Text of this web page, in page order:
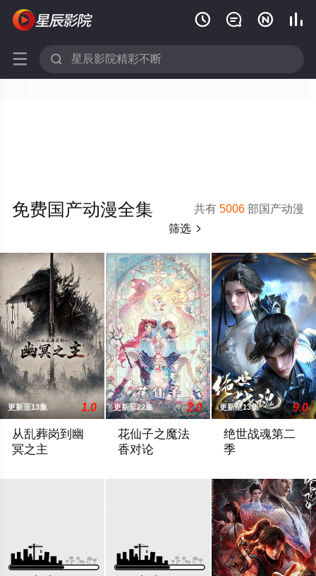
   
 
共有5006 部国产动漫
免费国产动漫全集
筛选 
更新至13集 1.0
从乱葬岗到幽
冥之主
更新至22集 2.0
花仙子之魔法
香对论
更新至13集 9.0
绝世战魂第二
季